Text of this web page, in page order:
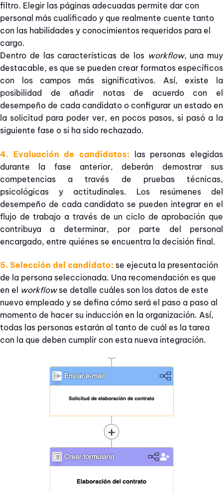
filtro. Elegir las páginas adecuadas permite dar con
personal más cualificado y que realmente cuente tanto
con las habilidades y conocimientos requeridos para el
cargo.
Dentro de las características de los workflow, una muy
destacable, es que se pueden crear formatos específicos
con los campos más significativos. Así, existe la
posibilidad de añadir notas de acuerdo con el
desempeño de cada candidato o configurar un estado en
la solicitud para poder ver, en pocos pasos, si pasó a la
siguiente fase o si ha sido rechazado.
4. Evaluación de candidatos: las personas elegidas
durante la fase anterior, deberán demostrar sus
competencias a través de pruebas técnicas,
psicológicas y actitudinales. Los resúmenes del
desempeño de cada candidato se pueden integrar en el
flujo de trabajo a través de un ciclo de aprobación que
contribuya a determinar, por parte del personal
encargado, entre quiénes se encuentra la decisión final.
5. Selección del candidato: se ejecuta la presentación
de la persona seleccionada. Una recomendación es que
en el workflowse detalle cuáles son los datos de este
nuevo empleado y se defina cómo será el paso a paso al
momento de hacer su inducción en la organización. Así,
todas las personas estarán al tanto de cuál es la tarea
con la que deben cumplir con esta nueva integración.